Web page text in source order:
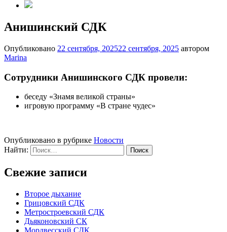
Анишинский СДК
Опубликовано 22 сентября, 202522 сентября, 2025 автором
Marina
Сотрудники Анишинского СДК провели:
беседу «Знамя великой страны»
игровую программу «В стране чудес»
Опубликовано в рубрике Новости
Найти:
Свежие записи
Второе дыхание
Грицовский СДК
Метростроевский СДК
Дьяконовский СК
Мордвесский СДК